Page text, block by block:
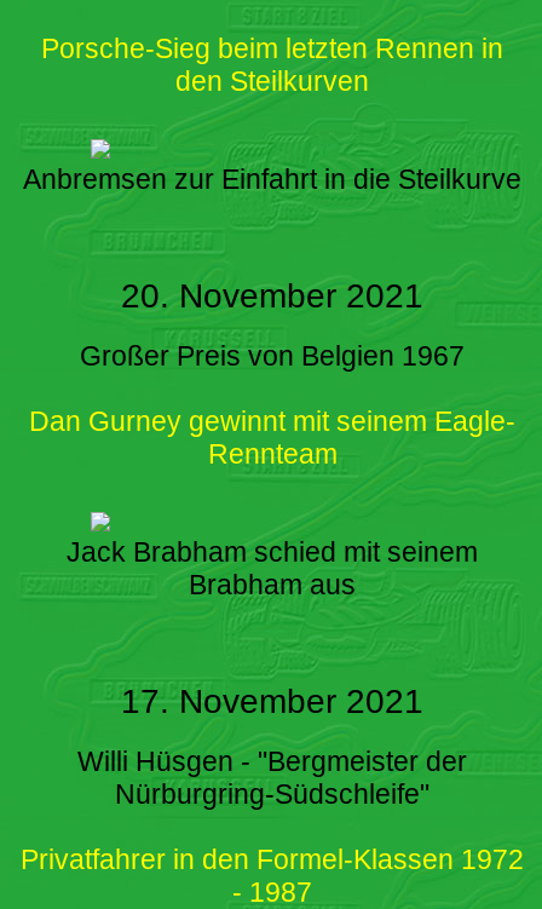
Porsche-Sieg beim letzten Rennen in
den Steilkurven
Anbremsen zur Einfahrt in die Steilkurve
20. November 2021
Großer Preis von Belgien 1967
Dan Gurney gewinnt mit seinem Eagle-
Rennteam
Jack Brabham schied mit seinem
Brabham aus
17. November 2021
Willi Hüsgen - "Bergmeister der
Nürburgring-Südschleife"
Privatfahrer in den Formel-Klassen 1972
- 1987